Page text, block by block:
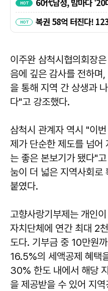
이주완 삼척시협의회장
음에 깊은 감사를 전하며
을 통해 지역 간 상생과
다"고 강조했다.
삼척시 관계자 역시 "이
제가 단순한 제도를 넘어
는 좋은 본보기가 됐다"
눔이 더 넓은 지역사회로
붙였다.
고향사랑기부제는 개인
자치단체에 연간 최대 2
도다. 기부금 중 10만원
16.5%의 세액공제 혜택
30% 한도 내에서 해당
을 제공받을 수 있어 지